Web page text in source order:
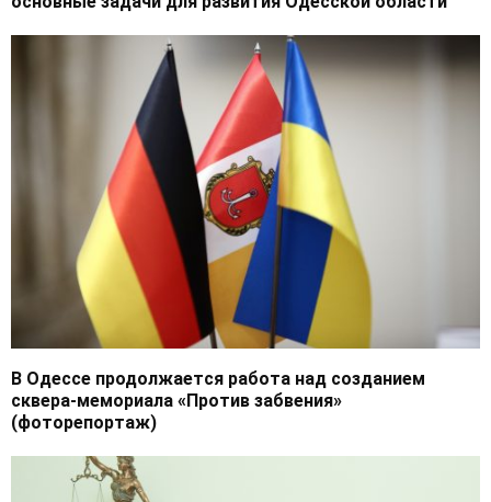
В Одессе продолжается работа над созданием
сквера-мемориала «Против забвения»
(фоторепортаж)